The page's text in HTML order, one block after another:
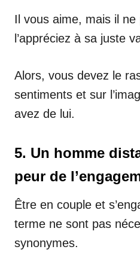
Il vous aime, mais il
l’appréciez à sa juste
Alors, vous devez le
sentiments et sur
avez de lui.
5. Un homme
peur de
Être en couple et
terme ne sont pas
synonymes.